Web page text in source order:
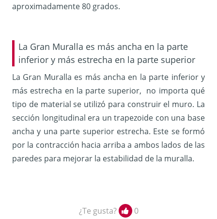
aproximadamente 80 grados.
La Gran Muralla es más ancha en la parte
inferior y más estrecha en la parte superior
La Gran Muralla es más ancha en la parte inferior y
más estrecha en la parte superior, no importa qué
tipo de material se utilizó para construir el muro. La
sección longitudinal era un trapezoide con una base
ancha y una parte superior estrecha. Este se formó
por la contracción hacia arriba a ambos lados de las
paredes para mejorar la estabilidad de la muralla.
¿Te gusta? 0